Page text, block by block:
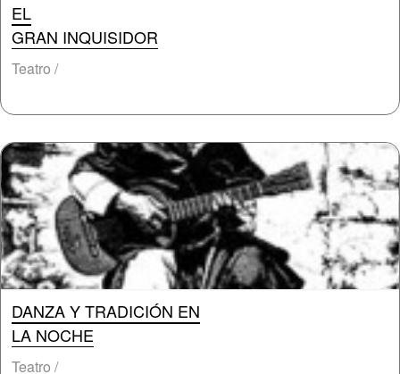
EL
GRAN INQUISIDOR
Teatro /
DANZA Y TRADICIÓN EN
LA NOCHE
Teatro /